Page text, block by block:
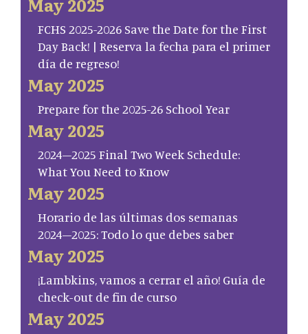
FCHS 2025-2026 Save the Date for the First
Day Back! | Reserva la fecha para el primer
día de regreso!
May 2025
Prepare for the 2025-26 School Year
May 2025
2024–2025 Final Two Week Schedule:
What You Need to Know
May 2025
Horario de las últimas dos semanas
2024–2025: Todo lo que debes saber
May 2025
¡Lambkins, vamos a cerrar el año! Guía de
check-out de fin de curso
May 2025